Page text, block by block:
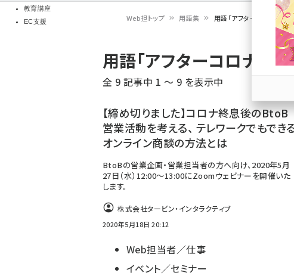
教育講座
EC支援
ン
く
ず
Web担トップ 用語集 用語「アフターコロナ」
用語「アフターコロナ」
全 9 記事中 1 ～ 9 を表示中
【締め切りました】コロナ終息後のBtoB
営業活動を考える、 テレワークでもでき
オンライン商談の方法とは
BtoBの営業企画・営業担当者の方へ向け、2020年5月
27日（水）12:00～13:00にZoomウェビナーを開催いた
します。
株式会社タービン・インタラクティブ
2020年5月18日 20:12
Web担当者／仕事
イベント／セミナー